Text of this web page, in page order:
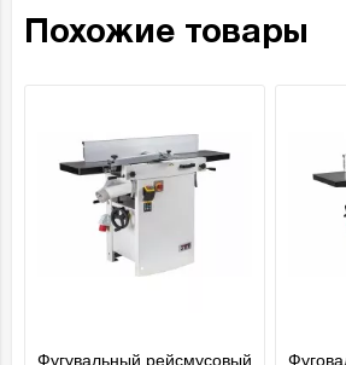
Похожие товары
Фугувальный рейсмусовый